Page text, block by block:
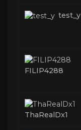
test_y
FILIP4288
ThaRealDx1